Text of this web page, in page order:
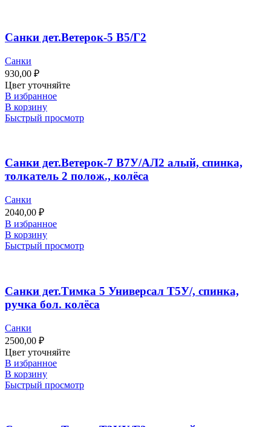
Санки дет.Ветерок-5 В5/Г2
Санки
930,00 ₽
Цвет уточняйте
В избранное
В корзину
Быстрый просмотр
Санки дет.Ветерок-7 В7У/АЛ2 алый, спинка,
толкатель 2 полож., колёса
Санки
2040,00 ₽
В избранное
В корзину
Быстрый просмотр
Санки дет.Тимка 5 Универсал Т5У/, спинка,
ручка бол. колёса
Санки
2500,00 ₽
Цвет уточняйте
В избранное
В корзину
Быстрый просмотр